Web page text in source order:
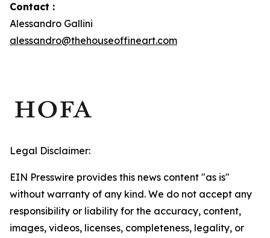
Contact :
Alessandro Gallini
alessandro@thehouseoffineart.com
Legal Disclaimer:
EIN Presswire provides this news content "as is"
without warranty of any kind. We do not accept any
responsibility or liability for the accuracy, content,
images, videos, licenses, completeness, legality, or